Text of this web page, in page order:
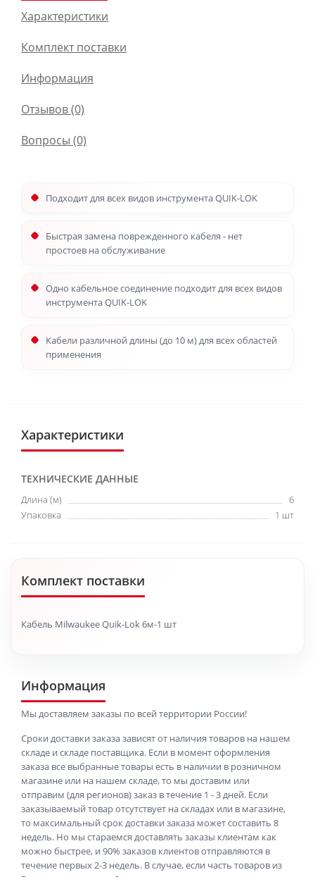
Характеристики
Комплект поставки
Информация
Отзывов (0)
Вопросы (0)
Подходит для всех видов инструмента QUIK-LOK
Быстрая замена поврежденного кабеля - нет
простоев на обслуживание
Одно кабельное соединение подходит для всех видов
инструмента QUIK-LOK
Кабели различной длины (до 10 м) для всех областей
применения
Характеристики
ТЕХНИЧЕСКИЕ ДАННЫЕ
Длина (м)
6
Упаковка
1 шт
Комплект поставки
Кабель Milwaukee Quik-Lok 6м-1 шт
Информация
Мы доставляем заказы по всей территории России!
Сроки доставки заказа зависят от наличия товаров на нашем
складе и складе поставщика. Если в момент оформления
заказа все выбранные товары есть в наличии в розничном
магазине или на нашем складе, то мы доставим или
отправим (для регионов) заказ в течение 1 - 3 дней. Если
заказываемый товар отсутствует на складах или в магазине,
то максимальный срок доставки заказа может составить 8
недель. Но мы стараемся доставлять заказы клиентам как
можно быстрее, и 90% заказов клиентов отправляются в
течение первых 2-3 недель. В случае, если часть товаров из